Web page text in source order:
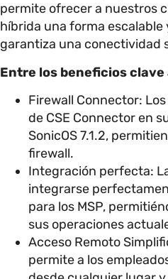
permite ofrecer a nuestros
híbrida una forma
garantiza una conectividad
Entre los beneficios clave
Firewall Connector:
de CSE Connector en
SonicOS 7.1.2,
firewall.
Integración perfecta:
integrarse
para los MSP,
sus operaciones
Acceso Remoto
permite a los